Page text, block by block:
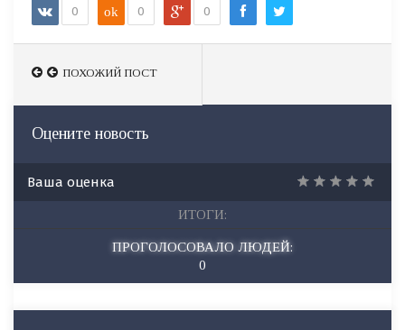
0 ok 0 0
ПОХОЖИЙ ПОСТ
ПОХОЖИЙ ПОСТ
Оцените новость
Ваша оценка
ИТОГИ:
ПРОГОЛОСОВАЛО ЛЮДЕЙ:
0